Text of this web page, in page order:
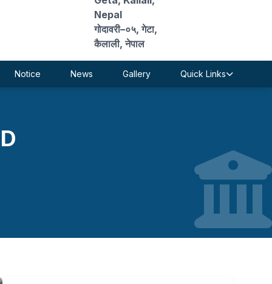
Nepal
गोदावरी–०५, गेटा,
कैलाली, नेपाल
Notice News Gallery Quick Links